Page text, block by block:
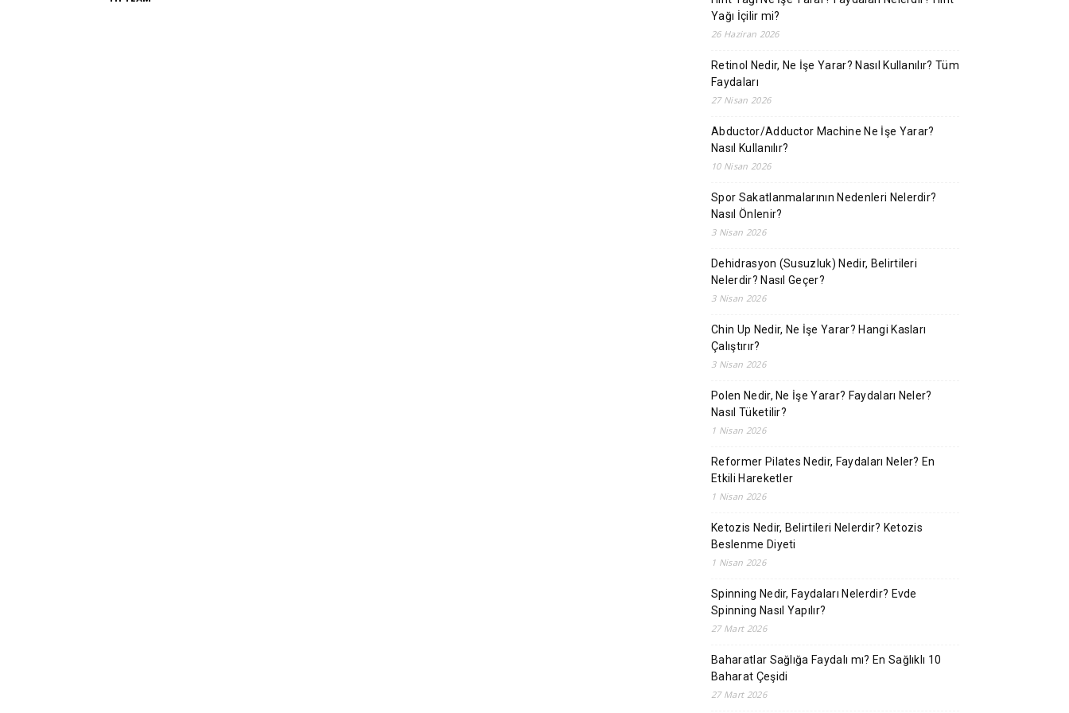
Yağı İçilir mi?
26 Haziran 2026
Retinol Nedir, Ne İşe Yarar? Nasıl Kullanılır? Tüm
Faydaları
27 Nisan 2026
Abductor/Adductor Machine Ne İşe Yarar?
Nasıl Kullanılır?
10 Nisan 2026
Spor Sakatlanmalarının Nedenleri Nelerdir?
Nasıl Önlenir?
3 Nisan 2026
Dehidrasyon (Susuzluk) Nedir, Belirtileri
Nelerdir? Nasıl Geçer?
3 Nisan 2026
Chin Up Nedir, Ne İşe Yarar? Hangi Kasları
Çalıştırır?
3 Nisan 2026
Polen Nedir, Ne İşe Yarar? Faydaları Neler?
Nasıl Tüketilir?
1 Nisan 2026
Reformer Pilates Nedir, Faydaları Neler? En
Etkili Hareketler
1 Nisan 2026
Ketozis Nedir, Belirtileri Nelerdir? Ketozis
Beslenme Diyeti
1 Nisan 2026
Spinning Nedir, Faydaları Nelerdir? Evde
Spinning Nasıl Yapılır?
27 Mart 2026
Baharatlar Sağlığa Faydalı mı? En Sağlıklı 10
Baharat Çeşidi
27 Mart 2026